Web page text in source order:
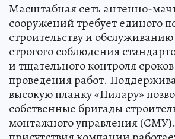
Масштабная сеть антенно-
сооружений требует единого
строительству и
строгого соблюдения
и тщательного контроля
проведения работ.
высокую планку «Пилару»
собственные бригады
монтажного управления